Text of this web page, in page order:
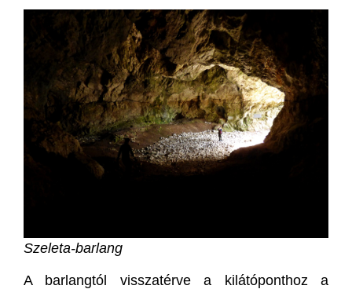
Szeleta-barlang
A barlangtól visszatérve a kilátóponthoz a